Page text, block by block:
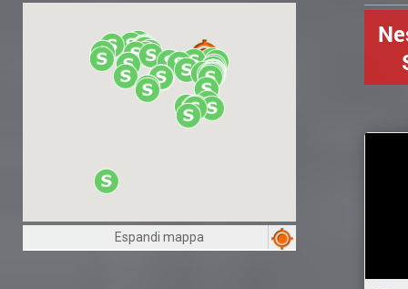
Clicca su una risorsa nella mappa
per visualizzare le informazioni
Espandi mappa